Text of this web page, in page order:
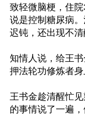
致轻微脑梗，住
说是控制糖尿病
迟钝，还出现不清
知情人说，给王
押法轮功修炼者身
王书金趁清醒忙
的事情说了一遍